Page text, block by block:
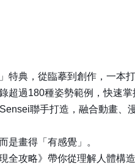
典，從臨摹到創作，一本打
過180種姿勢範例，快速掌
聯手打造，融合動畫、
是畫得「有感覺」。
全攻略》帶你從理解人體構造